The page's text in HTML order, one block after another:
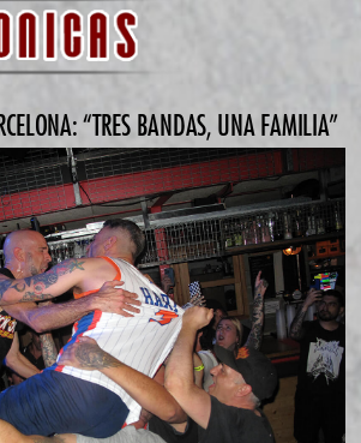
“TRES BANDAS, UNA FAMILIA”